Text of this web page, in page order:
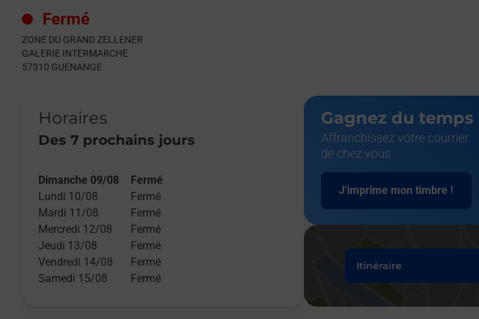
Fermé
ZONE DU GRAND ZELLENER
GALERIE INTERMARCHE
57310 GUENANGE
Horaires
Des 7 prochains jours
Dimanche 09/08
Fermé
Lundi 10/08
Fermé
Mardi 11/08
Fermé
Mercredi 12/08
Fermé
Jeudi 13/08
Fermé
Vendredi 14/08
Fermé
Samedi 15/08
Fermé
Gagnez du temps
Affranchissez votre courrier
de chez vous
J'imprime mon timbre !
Itinéraire